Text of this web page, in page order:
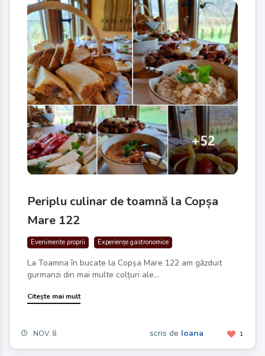
Periplu culinar de toamnă la Copșa
Mare 122
Evenimente proprii Experiențe gastronomice
La Toamna în bucate la Copșa Mare 122 am găzduit
gurmanzi din mai multe colțuri ale...
Citește mai mult
NOV. 8 1
scris de Ioana